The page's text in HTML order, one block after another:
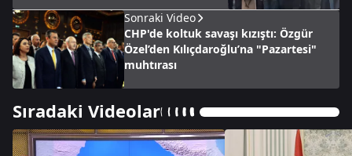
Sonraki Video
CHP'de koltuk savaşı kızıştı: Özgür
Özel’den Kılıçdaroğlu’na "Pazartesi"
muhtırası
Sıradaki Videolar